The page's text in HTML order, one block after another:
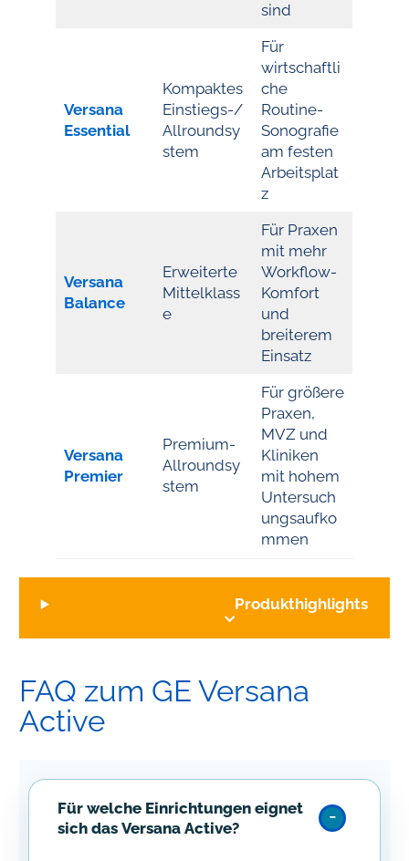
sind
Versana
Essential
Kompaktes
Einstiegs-/
Allroundsy
stem
Für
wirtschaftli
che
Routine-
Sonografie
am festen
Arbeitsplat
z
Versana
Balance
Erweiterte
Mittelklass
e
Für Praxen
mit mehr
Workflow-
Komfort
und
breiterem
Einsatz
Versana
Premier
Premium-
Allroundsy
stem
Für größere
Praxen,
MVZ und
Kliniken
mit hohem
Untersuch
ungsaufko
mmen
Produkthighlights
FAQ zum GE Versana
Active
Für welche Einrichtungen eignet
sich das Versana Active?